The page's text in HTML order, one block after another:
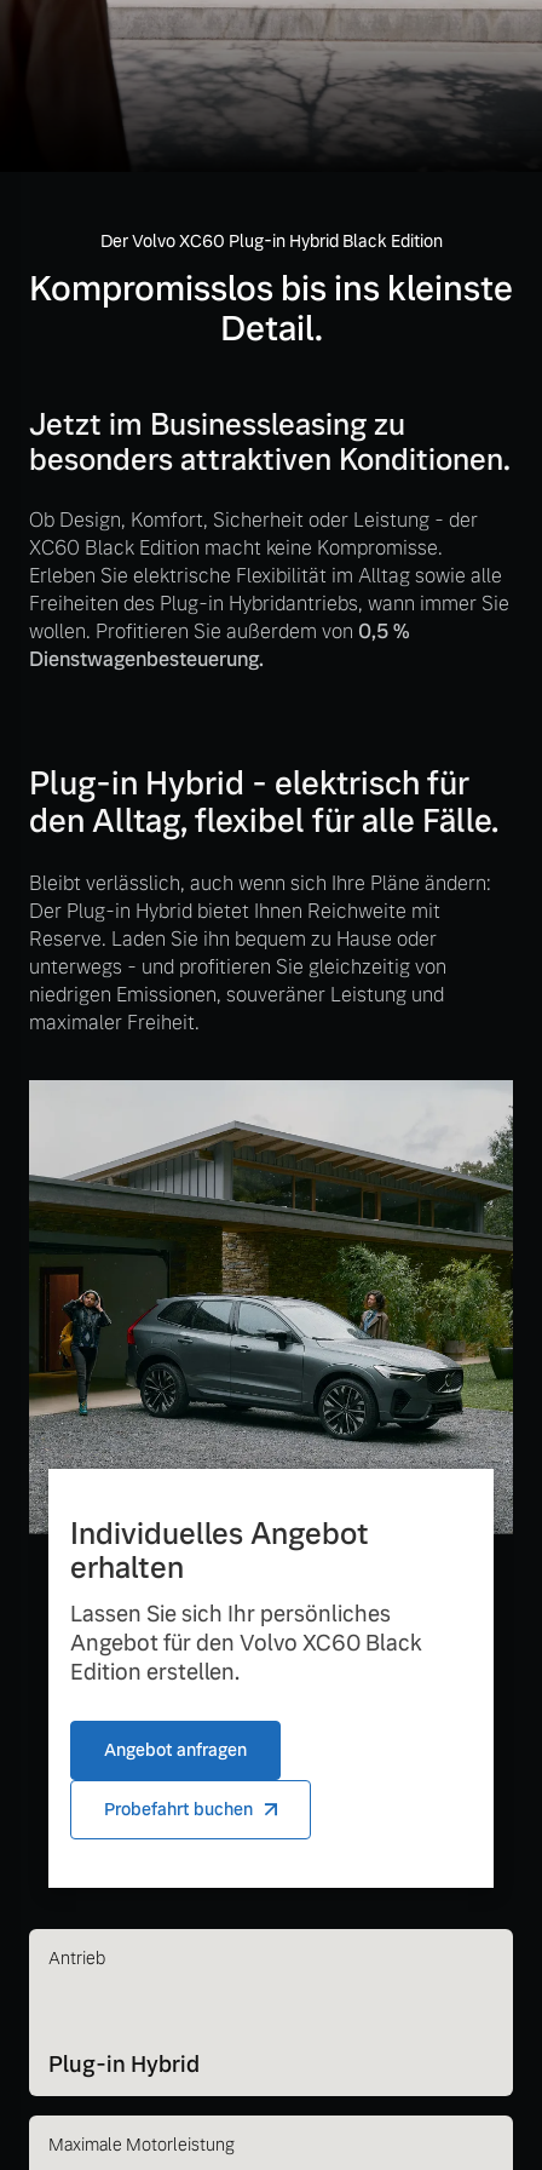
Mild-Hybrid
4 Modelle
Geschäftskunden
Editionsmodelle
Angebot anfragen
Fahrzeug konfigurieren
Sofort verfügbare Fahrzeuge
Volvo Selekt
Gebrauchtwagen
Die Neuwagenalternative
Mehr erfahren
Mehr erfahren
Volvo Gebrauchtwagenbörse
Gebrauchtwagen
Aktuelle Zubehörangebote
Zubehörkatalog
Aktuelle Serviceangebote
Service by Volvo
Sie erhalten bei uns eine
Vielzahl von Original
Volvo Winter- und
Sommer Kompletträder.
Frühjahrscheck
Entdecken Sie unsere
saisonalen Angebote.
Mehr erfahren
Finanzierung & Leasing
Versicherung
Kontakt und Anfahrt
Unsere News & Events
Der Volvo XC60 Plug-in Hybrid Black Edition
Kompromisslos bis ins kleinste
Detail.
Jetzt im Businessleasing zu
besonders attraktiven Konditionen.
Ob Design, Komfort, Sicherheit oder Leistung - der
XC60 Black Edition macht keine Kompromisse.
Erleben Sie elektrische Flexibilität im Alltag sowie alle
Freiheiten des Plug-in Hybridantriebs, wann immer Sie
wollen. Profitieren Sie außerdem von 0,5 %
Dienstwagenbesteuerung.
Plug-in Hybrid - elektrisch für
den Alltag, flexibel für alle Fälle.
Bleibt verlässlich, auch wenn sich Ihre Pläne ändern:
Der Plug-in Hybrid bietet Ihnen Reichweite mit
Reserve. Laden Sie ihn bequem zu Hause oder
unterwegs - und profitieren Sie gleichzeitig von
niedrigen Emissionen, souveräner Leistung und
maximaler Freiheit.
Individuelles Angebot
erhalten
Lassen Sie sich Ihr persönliches
Angebot für den Volvo XC60 Black
Edition erstellen.
Angebot anfragen
Probefahrt buchen
Antrieb
Plug-in Hybrid
Maximale Motorleistung